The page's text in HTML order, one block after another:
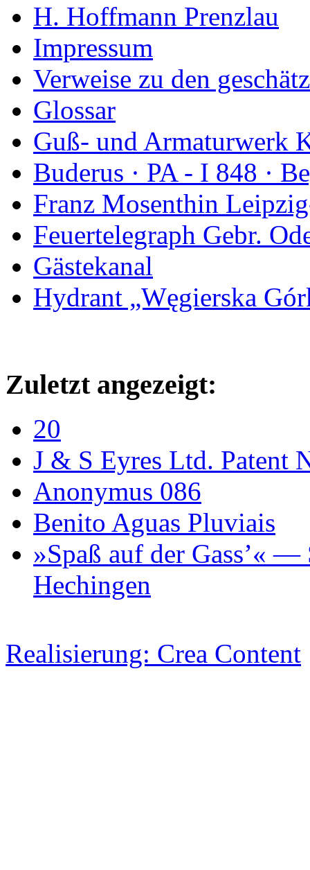
H. Hoffmann Prenzlau
Impressum
Verweise zu den
Glossar
Guß- und Armaturwerk
Buderus · PA - I 848 ·
Franz Mosenthin
Feuertelegraph Gebr.
Gästekanal
Hydrant „Węgierska
Zuletzt angezeigt:
20
J & S Eyres Ltd. Patent
Anonymus 086
Benito Aguas Pluviais
»Spaß auf der Gass’«
Hechingen
Realisierung: Crea Content